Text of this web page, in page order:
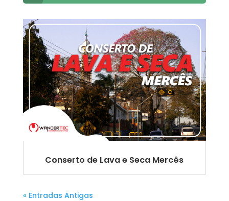
Conserto de Lava e Seca Mercês
« Entradas Antigas